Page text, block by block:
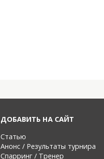
ДОБАВИТЬ НА САЙТ
Статью
Анонс / Результаты турнира
Спарринг / Тренер